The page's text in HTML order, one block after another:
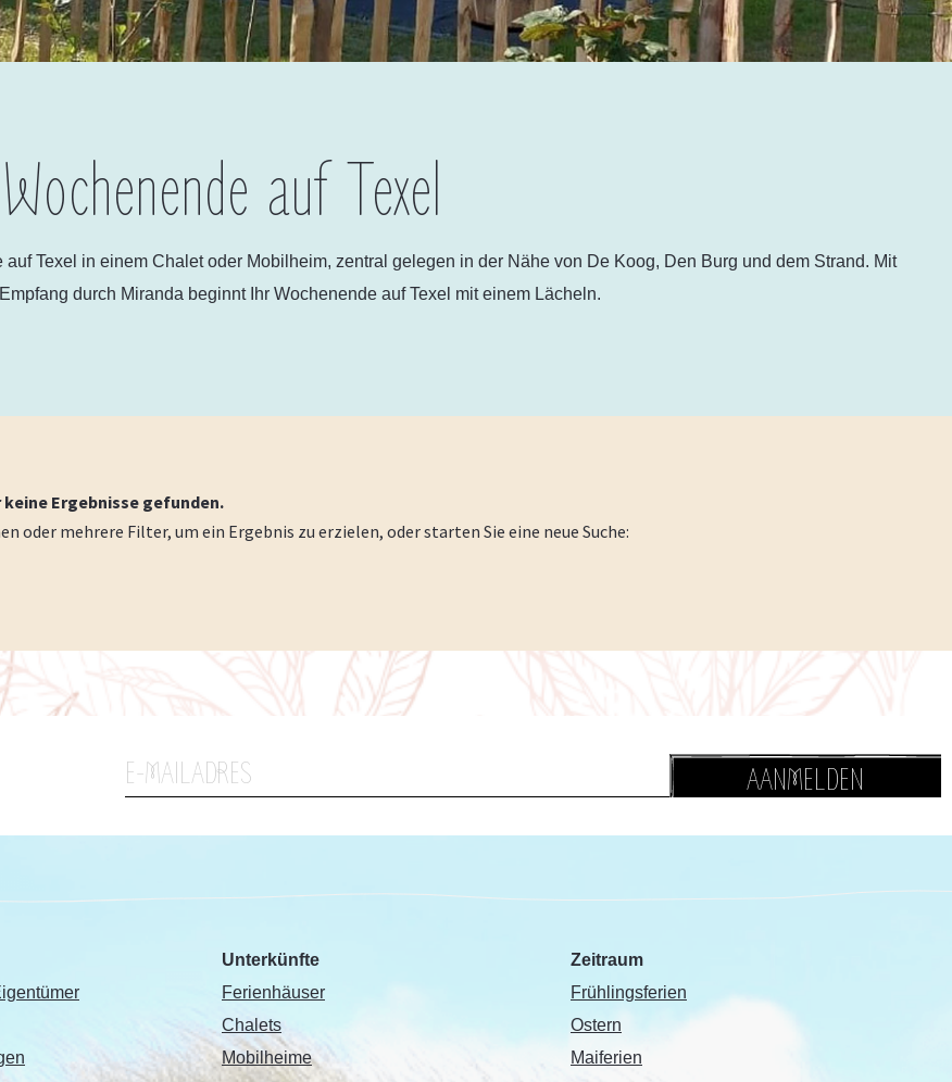
Wochenende auf Texel
Texel in einem Chalet oder Mobilheim, zentral gelegen in der Nähe von De Koog, Den Burg und dem Strand. Mit
durch Miranda beginnt Ihr Wochenende auf Texel mit einem Lächeln.
keine Ergebnisse gefunden.
oder mehrere Filter, um ein Ergebnis zu erzielen, oder starten Sie eine neue Suche:
AANMELDEN
Unterkünfte
Ferienhäuser
Chalets
Mobilheime
Zeitraum
Frühlingsferien
Ostern
Maiferien